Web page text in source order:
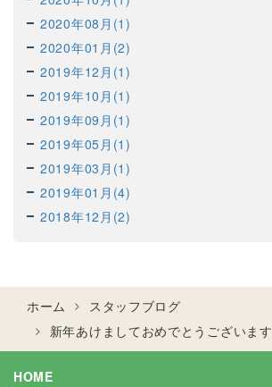
2020年08月(1)
2020年01月(2)
2019年12月(1)
2019年10月(1)
2019年09月(1)
2019年05月(1)
2019年03月(1)
2019年01月(4)
2018年12月(2)
ホーム
スタッフブログ
新年あけましておめでとうございます
HOME